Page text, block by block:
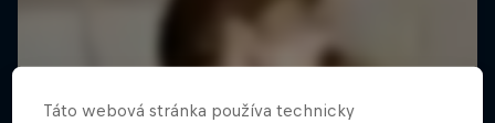
Táto webová stránka používa technicky